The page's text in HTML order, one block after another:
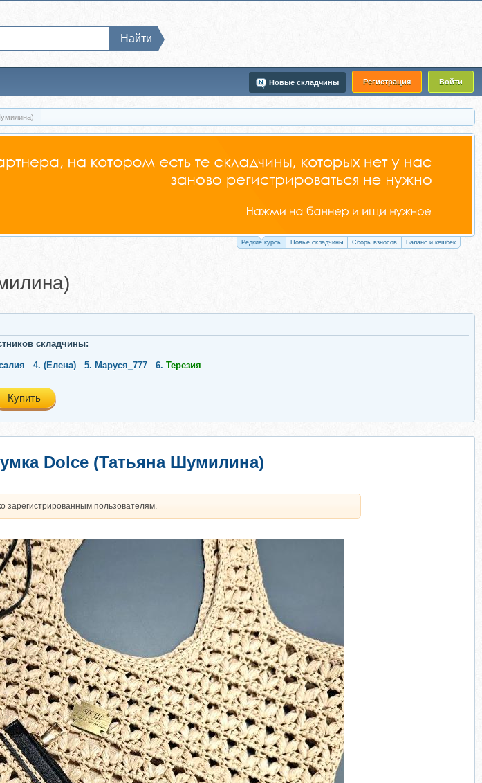
Регистрация Войти
Новые складчины
Найти
Редкие курсы Новые складчины Сборы взносов Баланс и кешбек
складчины:
4. (Елена) 5. Маруся_777 6. Терезия
Купить
Dolce (Татьяна Шумилина)
зарегистрированным пользователям.